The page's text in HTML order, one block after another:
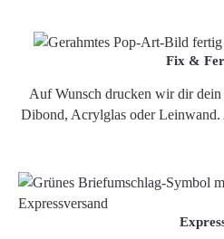
Fix &
Auf Wunsch drucken wir dir
Dibond, Acrylglas oder